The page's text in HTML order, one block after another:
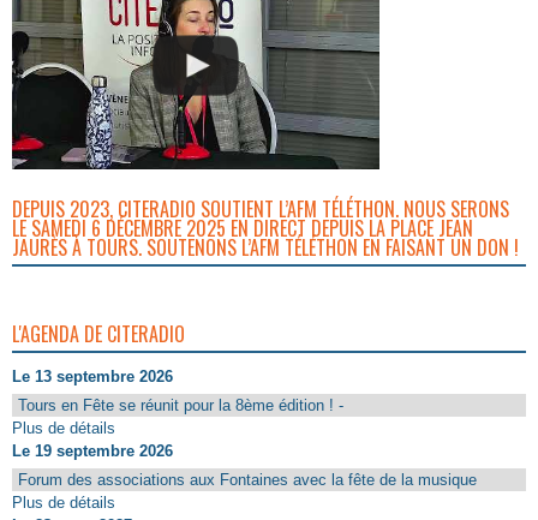
DEPUIS 2023, CITERADIO SOUTIENT L’AFM TÉLÉTHON. NOUS SERONS
LE SAMEDI 6 DÉCEMBRE 2025 EN DIRECT DEPUIS LA PLACE JEAN
JAURÈS À TOURS. SOUTENONS L’AFM TÉLÉTHON EN FAISANT UN DON !
L'AGENDA DE CITERADIO
Le 13 septembre 2026
Tours en Fête se réunit pour la 8ème édition ! -
Plus de détails
Le 19 septembre 2026
Forum des associations aux Fontaines avec la fête de la musique
Plus de détails